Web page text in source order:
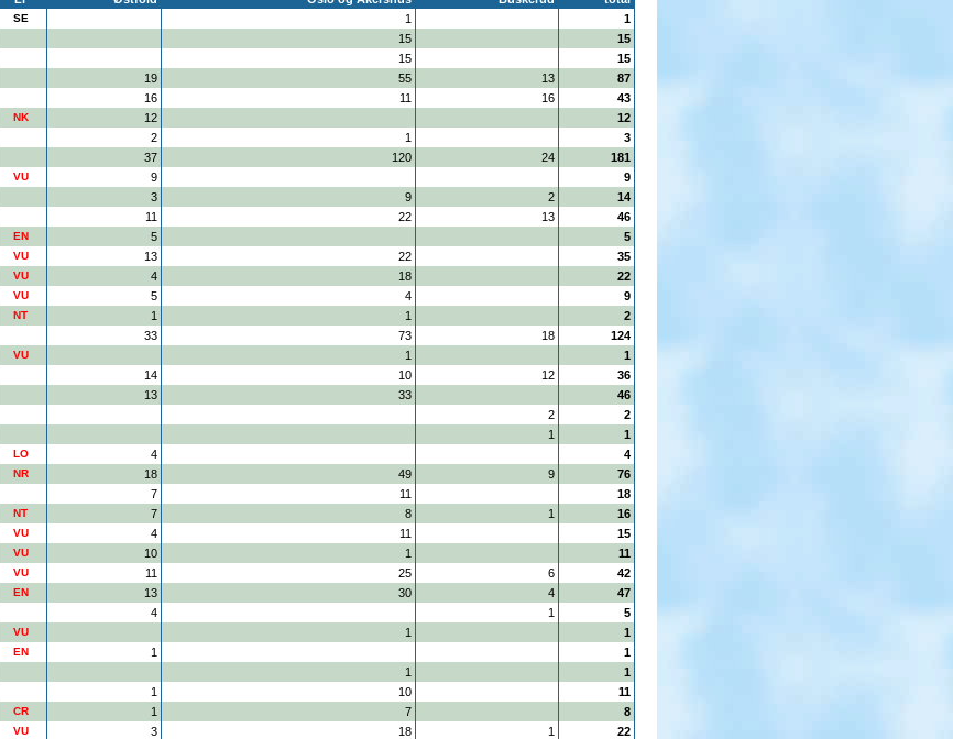
SE 1
1
15
15
15
15
19 55 13
87
16 11 16
43
NK 12
12
2 1
3
37 120 24
181
VU 9
9
3 9 2
14
11 22 13
46
EN 5
5
VU 13 22
35
VU 4 18
22
VU 5 4
9
NT 1 1
2
33 73 18
124
VU 1
1
14 10 12
36
13 33
46
2
2
1
1
LO 4
4
NR 18 49 9
76
7 11
18
NT 7 8 1
16
VU 4 11
15
VU 10 1
11
VU 11 25 6
42
EN 13 30 4
47
4 1
5
VU 1
1
EN 1
1
1
1
1 10
11
CR 1 7
8
VU 3 18 1
22